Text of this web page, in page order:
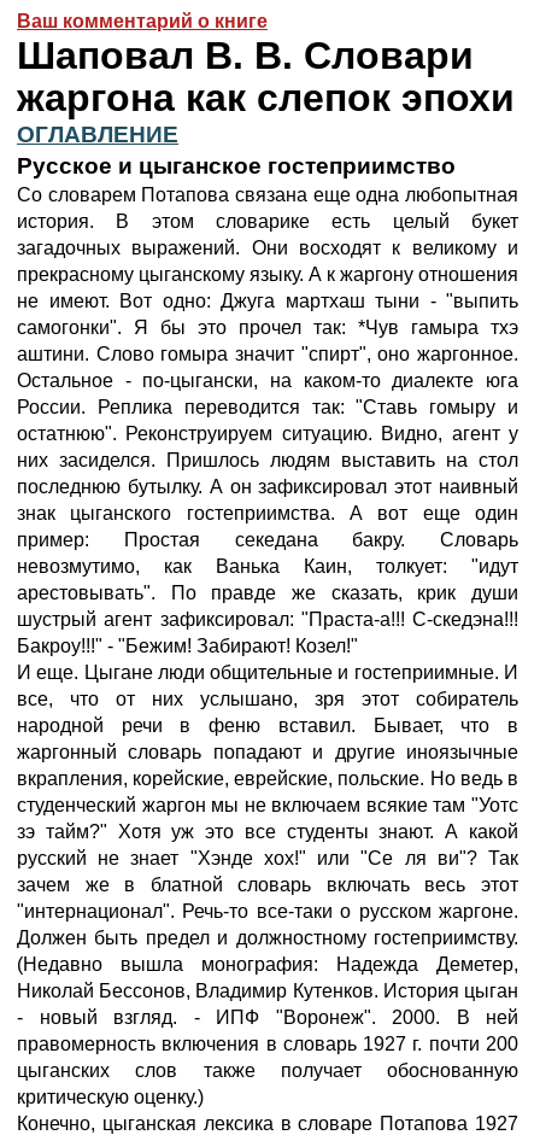
Ваш комментарий о книге
Шаповал В. В. Словари
жаргона как слепок эпохи
ОГЛАВЛЕНИЕ
Русское и цыганское гостеприимство
Со словарем Потапова связана еще одна любопытная
история. В этом словарике есть целый букет
загадочных выражений. Они восходят к великому и
прекрасному цыганскому языку. А к жаргону отношения
не имеют. Вот одно: Джуга мартхаш тыни - "выпить
самогонки". Я бы это прочел так: *Чув гамыра тхэ
аштини. Слово гомыра значит "спирт", оно жаргонное.
Остальное - по-цыгански, на каком-то диалекте юга
России. Реплика переводится так: "Ставь гомыру и
остатнюю". Реконструируем ситуацию. Видно, агент у
них засиделся. Пришлось людям выставить на стол
последнюю бутылку. А он зафиксировал этот наивный
знак цыганского гостеприимства. А вот еще один
пример: Простая секедана бакру. Словарь
невозмутимо, как Ванька Каин, толкует: "идут
арестовывать". По правде же сказать, крик души
шустрый агент зафиксировал: "Праста-а!!! С-скедэна!!!
Бакроу!!!" - "Бежим! Забирают! Козел!"
И еще. Цыгане люди общительные и гостеприимные. И
все, что от них услышано, зря этот собиратель
народной речи в феню вставил. Бывает, что в
жаргонный словарь попадают и другие иноязычные
вкрапления, корейские, еврейские, польские. Но ведь в
студенческий жаргон мы не включаем всякие там "Уотс
зэ тайм?" Хотя уж это все студенты знают. А какой
русский не знает "Хэнде хох!" или "Се ля ви"? Так
зачем же в блатной словарь включать весь этот
"интернационал". Речь-то все-таки о русском жаргоне.
Должен быть предел и должностному гостеприимству.
(Недавно вышла монография: Надежда Деметер,
Николай Бессонов, Владимир Кутенков. История цыган
- новый взгляд. - ИПФ "Воронеж". 2000. В ней
правомерность включения в словарь 1927 г. почти 200
цыганских слов также получает обоснованную
критическую оценку.)
Конечно, цыганская лексика в словаре Потапова 1927